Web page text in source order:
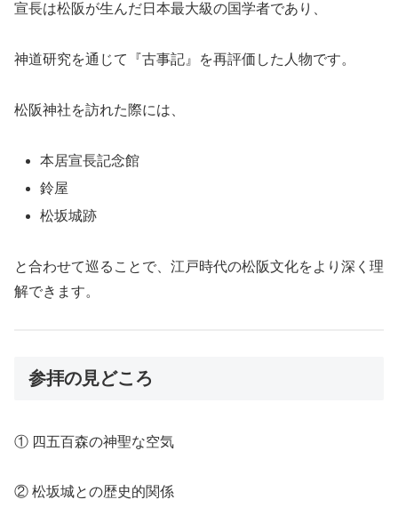
宣長は松阪が生んだ日本最大級の国学者であり、
神道研究を通じて『古事記』を再評価した人物です。
松阪神社を訪れた際には、
本居宣長記念館
鈴屋
松坂城跡
と合わせて巡ることで、江戸時代の松阪文化をより深く理
解できます。
参拝の見どころ
① 四五百森の神聖な空気
② 松坂城との歴史的関係